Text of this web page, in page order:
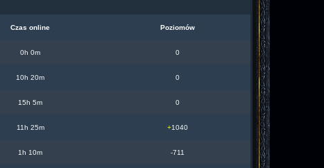
Czas online Poziomów
0h 0m 0
10h 20m 0
15h 5m 0
11h 25m +1040
1h 10m -711